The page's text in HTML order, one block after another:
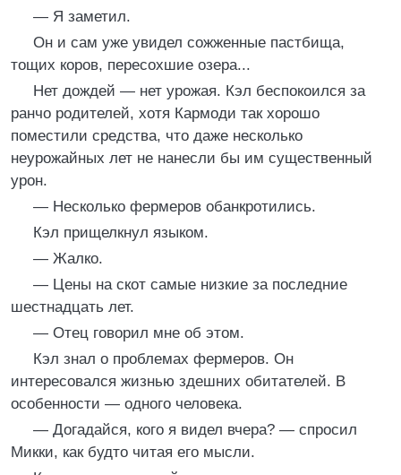
— Я заметил.
Он и сам уже увидел сожженные пастбища,
тощих коров, пересохшие озера...
Нет дождей — нет урожая. Кэл беспокоился за
ранчо родителей, хотя Кармоди так хорошо
поместили средства, что даже несколько
неурожайных лет не нанесли бы им существенный
урон.
— Несколько фермеров обанкротились.
Кэл прищелкнул языком.
— Жалко.
— Цены на скот самые низкие за последние
шестнадцать лет.
— Отец говорил мне об этом.
Кэл знал о проблемах фермеров. Он
интересовался жизнью здешних обитателей. В
особенности — одного человека.
— Догадайся, кого я видел вчера? — спросил
Микки, как будто читая его мысли.